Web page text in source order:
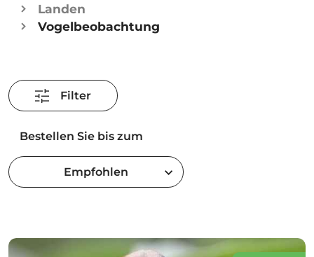
Landen
Vogelbeobachtung
Filter
Bestellen Sie bis zum
Empfohlen